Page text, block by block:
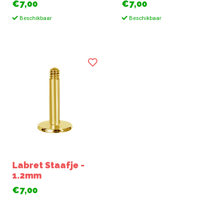
€7,00
Beschikbaar
€7,00
Beschikbaar
Labret Staafje -
1.2mm
€7,00